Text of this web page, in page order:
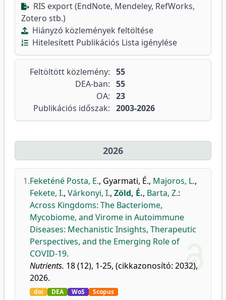
RIS export (EndNote, Mendeley, RefWorks,
Zotero stb.)
Hiányzó közlemények feltöltése
Hitelesített Publikációs Lista igénylése
Feltöltött közlemény: 55
DEA-ban: 55
OA: 23
Publikációs időszak: 2003-2026
2026
1.Feketéné Posta, E., Gyarmati, É., Majoros, L.,
Fekete, I., Várkonyi, I., Zöld, É., Barta, Z.:
Across Kingdoms: The Bacteriome,
Mycobiome, and Virome in Autoimmune
Diseases: Mechanistic Insights, Therapeutic
Perspectives, and the Emerging Role of
COVID-19.
Nutrients. 18 (12), 1-25, (cikkazonosító: 2032),
2026.
doi DEA WoS Scopus